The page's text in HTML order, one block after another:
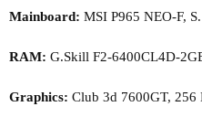
Mainboard: MSI P965 NEO-F,
RAM: G.Skill F2-6400CL4D-
Graphics: Club 3d 7600GT, 256